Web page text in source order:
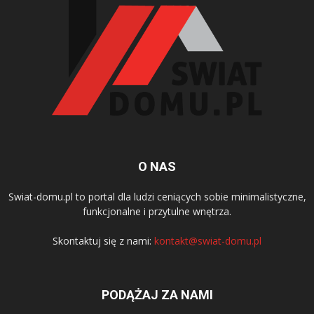
O NAS
Swiat-domu.pl to portal dla ludzi ceniących sobie minimalistyczne,
funkcjonalne i przytulne wnętrza.
Skontaktuj się z nami: kontakt@swiat-domu.pl
PODĄŻAJ ZA NAMI